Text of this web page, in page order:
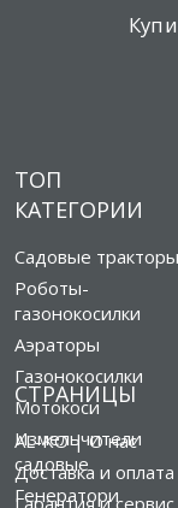
ТОП
КАТЕГОРИИ
Садовые тракторы
Роботы-
газонокосилки
Аэраторы
Газонокосилки
Мотокоси
Измельчители
садовые
Генератори
СТРАНИЦЫ
AL-KO | О нас
Доставка и оплата
Гарантия и сервис